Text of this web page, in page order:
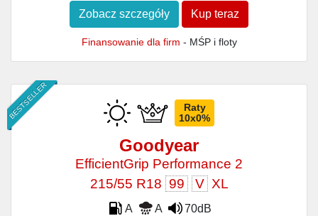
Zobacz szczegóły Kup teraz
Finansowanie dla firm - MŚP i floty
BESTSELLER
Raty
10x0%
Goodyear
EfficientGrip Performance 2
215/55 R18 99 V XL
A A
70dB